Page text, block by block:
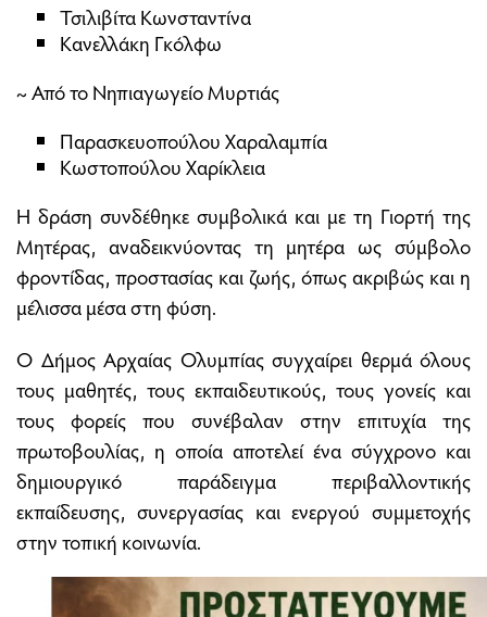
Τσιλιβίτα Κωνσταντίνα
Κανελλάκη Γκόλφω
~ Από το Νηπιαγωγείο Μυρτιάς
Παρασκευοπούλου Χαραλαμπία
Κωστοπούλου Χαρίκλεια
Η δράση συνδέθηκε συμβολικά και με τη Γιορτή της
Μητέρας, αναδεικνύοντας τη μητέρα ως σύμβολο
φροντίδας, προστασίας και ζωής, όπως ακριβώς και η
μέλισσα μέσα στη φύση.
Ο Δήμος Αρχαίας Ολυμπίας συγχαίρει θερμά όλους
τους μαθητές, τους εκπαιδευτικούς, τους γονείς και
τους φορείς που συνέβαλαν στην επιτυχία της
πρωτοβουλίας, η οποία αποτελεί ένα σύγχρονο και
δημιουργικό παράδειγμα περιβαλλοντικής
εκπαίδευσης, συνεργασίας και ενεργού συμμετοχής
στην τοπική κοινωνία.